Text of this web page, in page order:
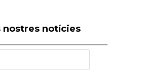
nostres notícies